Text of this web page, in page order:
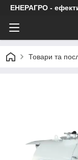
ЕНЕРАГРО -
Товари та